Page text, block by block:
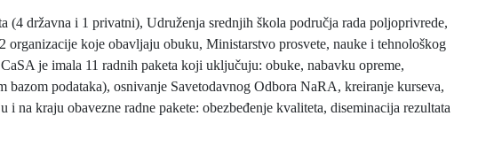
državna i 1 privatni), Udruženja srednjih škola područja rada poljoprivrede,
koje obavljaju obuku, Ministarstvo prosvete, nauke i tehnološkog
je imala 11 radnih paketa koji uključuju: obuke, nabavku opreme,
podataka), osnivanje Savetodavnog Odbora NaRA, kreiranje kurseva,
na kraju obavezne radne pakete: obezbeđenje kvaliteta, diseminacija rezultata